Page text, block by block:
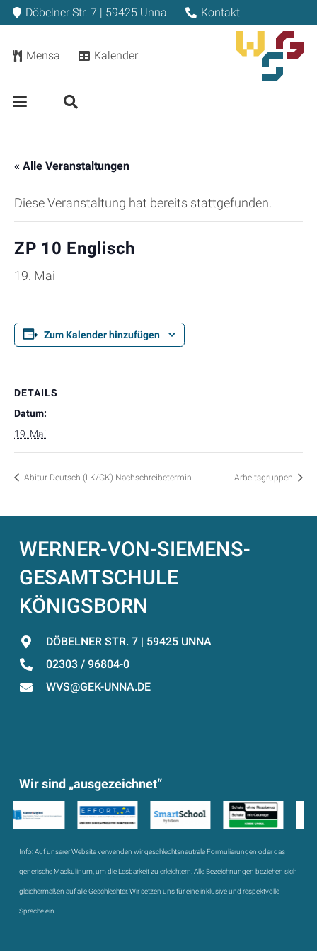
Döbelner Str. 7 | 59425 Unna Kontakt
Mensa Kalender
« Alle Veranstaltungen
Diese Veranstaltung hat bereits stattgefunden.
ZP 10 Englisch
19. Mai
Zum Kalender hinzufügen
DETAILS
Datum:
19. Mai
Abitur Deutsch (LK/GK) Nachschreibetermin Arbeitsgruppen
WERNER-VON-SIEMENS-
GESAMTSCHULE
KÖNIGSBORN
DÖBELNER STR. 7 | 59425 UNNA
02303 / 96804-0
WVS@GEK-UNNA.DE
Wir sind „ausgezeichnet“
Info:Auf unserer Website verwenden wir geschlechtsneutrale Formulierungen oder das
generische Maskulinum, um die Lesbarkeit zu erleichtern. Alle Bezeichnungen beziehen sich
gleichermaßen auf alle Geschlechter. Wir setzen uns für eine inklusive und respektvolle
Sprache ein.